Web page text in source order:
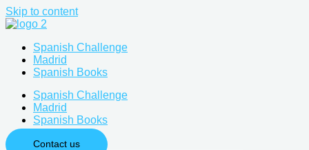
Skip to content
Spanish Challenge
Madrid
Spanish Books
Spanish Challenge
Madrid
Spanish Books
Contact us